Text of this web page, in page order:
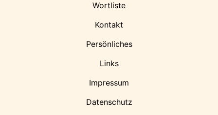
Wortliste
Kontakt
Persönliches
Links
Impressum
Datenschutz